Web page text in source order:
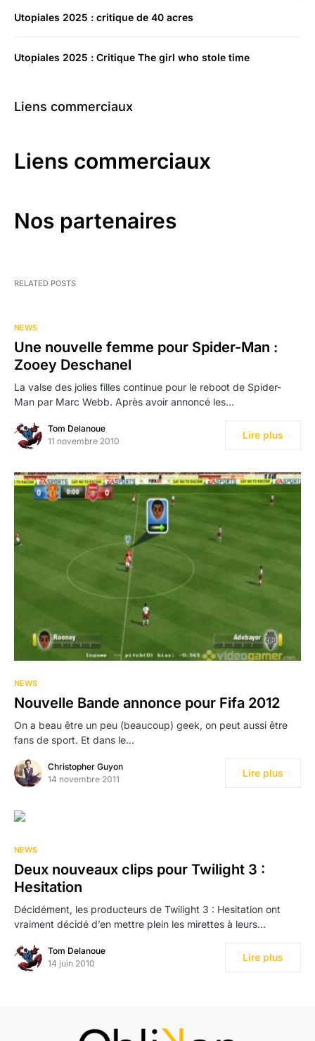
Utopiales 2025 : critique de 40 acres
Utopiales 2025 : Critique The girl who stole time
Liens commerciaux
Liens commerciaux
Nos partenaires
RELATED POSTS
NEWS
Une nouvelle femme pour Spider-Man :
Zooey Deschanel
La valse des jolies filles continue pour le reboot de Spider-
Man par Marc Webb. Après avoir annoncé les…
Tom Delanoue
11 novembre 2010
Lire plus
NEWS
Nouvelle Bande annonce pour Fifa 2012
On a beau être un peu (beaucoup) geek, on peut aussi être
fans de sport. Et dans le…
Christopher Guyon
14 novembre 2011
Lire plus
NEWS
Deux nouveaux clips pour Twilight 3 :
Hesitation
Décidément, les producteurs de Twilight 3 : Hesitation ont
vraiment décidé d’en mettre plein les mirettes à leurs…
Tom Delanoue
14 juin 2010
Lire plus